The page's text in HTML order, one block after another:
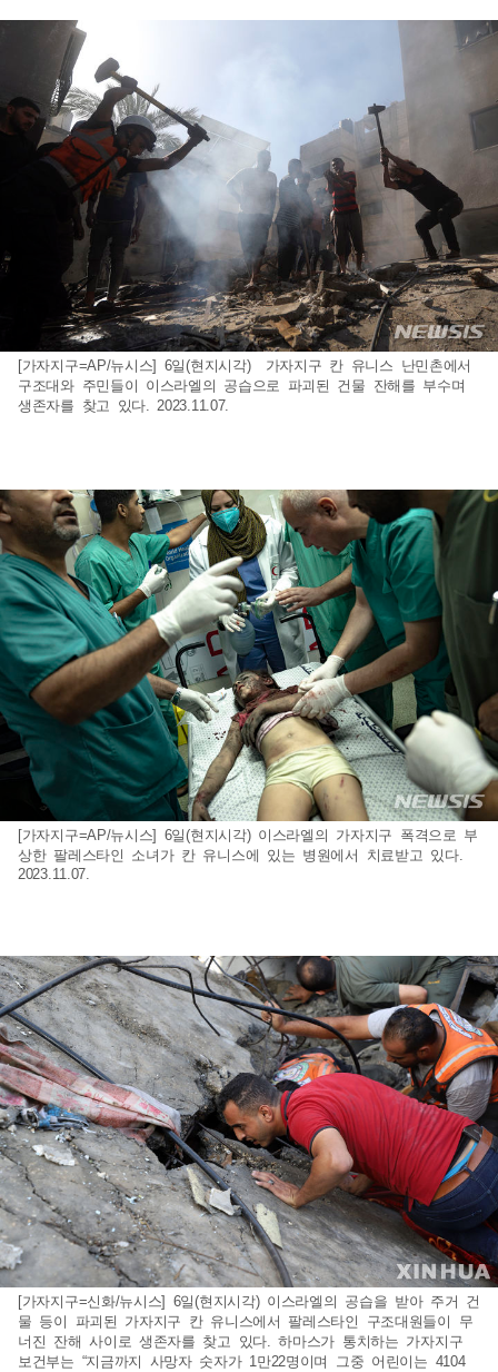
[가자지구=AP/뉴시스] 6일(현지시각) 가자지구 칸 유니스 난민촌에서
구조대와 주민들이 이스라엘의 공습으로 파괴된 건물 잔해를 부수며
생존자를 찾고 있다. 2023.11.07.
[가자지구=AP/뉴시스] 6일(현지시각) 이스라엘의 가자지구 폭격으로 부
상한 팔레스타인 소녀가 칸 유니스에 있는 병원에서 치료받고 있다.
2023.11.07.
[가자지구=신화/뉴시스] 6일(현지시각) 이스라엘의 공습을 받아 주거 건
물 등이 파괴된 가자지구 칸 유니스에서 팔레스타인 구조대원들이 무
너진 잔해 사이로 생존자를 찾고 있다. 하마스가 통치하는 가자지구
보건부는 “지금까지 사망자 숫자가 1만22명이며 그중 어린이는 4104